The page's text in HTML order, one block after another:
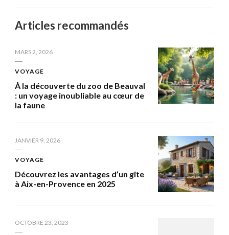
Articles recommandés
MARS 2, 2026
VOYAGE
À la découverte du zoo de Beauval
: un voyage inoubliable au cœur de
la faune
JANVIER 9, 2026
VOYAGE
Découvrez les avantages d’un gîte
à Aix-en-Provence en 2025
OCTOBRE 23, 2023